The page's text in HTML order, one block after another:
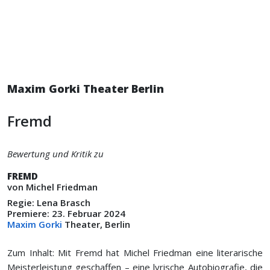
Maxim Gorki Theater Berlin
Fremd
Bewertung und Kritik zu
FREMD
von Michel Friedman
Regie: Lena Brasch
Premiere: 23. Februar 2024
Maxim Gorki Theater, Berlin
Zum Inhalt: Mit Fremd hat Michel Friedman eine literarische
Meisterleistung geschaffen – eine lyrische Autobiografie, die